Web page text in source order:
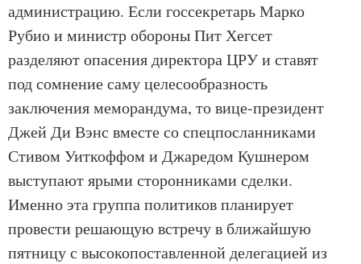
администрацию. Если госсекретарь Марко
Рубио и министр обороны Пит Хегсет
разделяют опасения директора ЦРУ и ставят
под сомнение саму целесообразность
заключения меморандума, то вице-президент
Джей Ди Вэнс вместе со спецпосланниками
Стивом Уиткоффом и Джаредом Кушнером
выступают ярыми сторонниками сделки.
Именно эта группа политиков планирует
провести решающую встречу в ближайшую
пятницу с высокопоставленной делегацией из